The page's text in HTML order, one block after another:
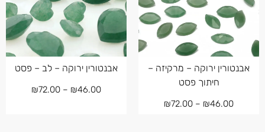
אבנטורין ירוקה – מרקיזה –
חיתוך פסט
₪46.00
–
₪72.00
אבנטורין ירוקה – לב – פסט
₪46.00
–
₪72.00